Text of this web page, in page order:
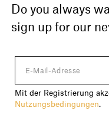
Do you always
sign up for our
Mit der Registrierung
Nutzungsbedingungen.